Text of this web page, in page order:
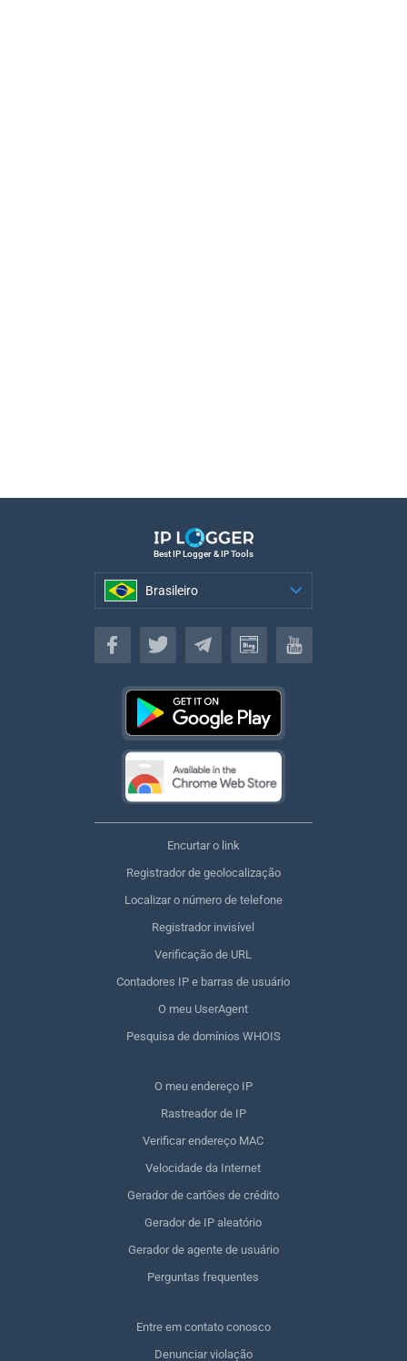
Best IP Logger & IP Tools
Brasileiro
Brasileiro
Encurtar o link
Registrador de geolocalização
Localizar o número de telefone
Registrador invisível
Verificação de URL
Contadores IP e barras de usuário
O meu UserAgent
Pesquisa de domínios WHOIS
O meu endereço IP
Rastreador de IP
Verificar endereço MAC
Velocidade da Internet
Gerador de cartões de crédito
Gerador de IP aleatório
Gerador de agente de usuário
Perguntas frequentes
Entre em contato conosco
Denunciar violação